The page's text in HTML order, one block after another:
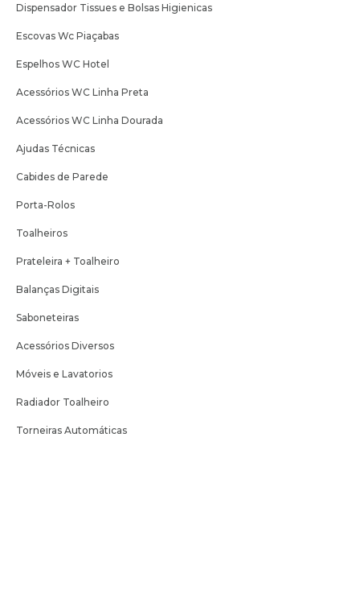
Dispensador Tissues e Bolsas Higienicas
Escovas Wc Piaçabas
Espelhos WC Hotel
Acessórios WC Linha Preta
Acessórios WC Linha Dourada
Ajudas Técnicas
Cabides de Parede
Porta-Rolos
Toalheiros
Prateleira + Toalheiro
Balanças Digitais
Saboneteiras
Acessórios Diversos
Móveis e Lavatorios
Radiador Toalheiro
Torneiras Automáticas